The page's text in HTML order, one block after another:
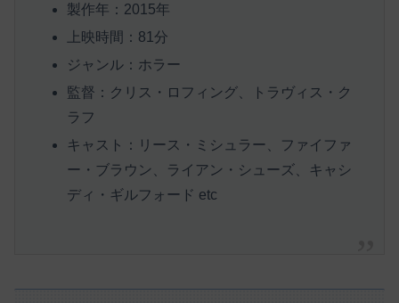
製作年：2015年
上映時間：81分
ジャンル：ホラー
監督：クリス・ロフィング、トラヴィス・ク
ラフ
キャスト：リース・ミシュラー、ファイファ
ー・ブラウン、ライアン・シューズ、キャシ
ディ・ギルフォード etc